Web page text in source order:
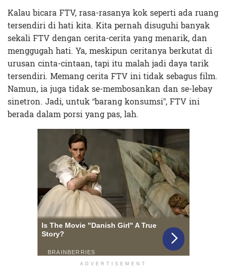
Kalau bicara FTV, rasa-rasanya kok seperti ada ruang
tersendiri di hati kita. Kita pernah disuguhi banyak
sekali FTV dengan cerita-cerita yang menarik, dan
menggugah hati. Ya, meskipun ceritanya berkutat di
urusan cinta-cintaan, tapi itu malah jadi daya tarik
tersendiri. Memang cerita FTV ini tidak sebagus film.
Namun, ia juga tidak se-membosankan dan se-lebay
sinetron. Jadi, untuk “barang konsumsi”, FTV ini
berada dalam porsi yang pas, lah.
ADVERTISEMENT